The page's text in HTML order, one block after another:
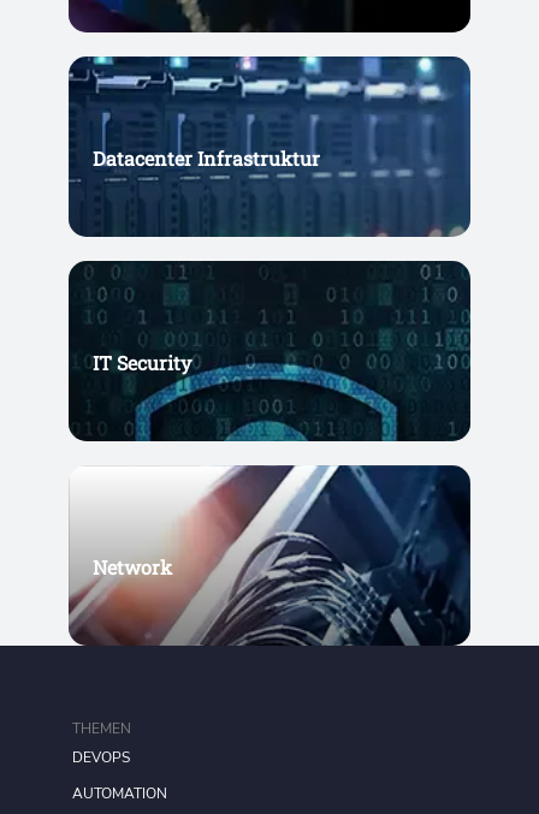
Datacenter Infrastruktur
IT Security
Network
THEMEN
DEVOPS
AUTOMATION